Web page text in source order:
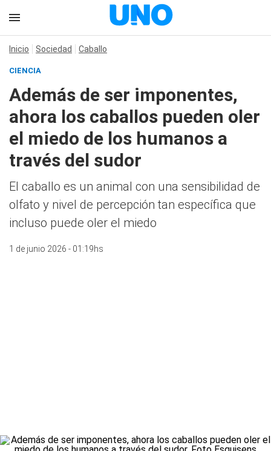
Inicio Sociedad Caballo
CIENCIA
Además de ser imponentes,
ahora los caballos pueden oler
el miedo de los humanos a
través del sudor
El caballo es un animal con una sensibilidad de
olfato y nivel de percepción tan específica que
incluso puede oler el miedo
1 de junio 2026 - 01:19hs